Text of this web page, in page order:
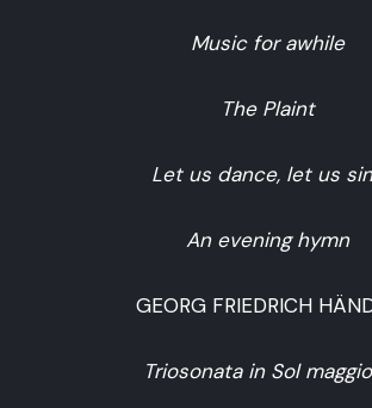
Music for awhile
The Plaint
Let us dance, let us
An evening hymn
GEORG FRIEDRICH
Triosonata in Sol